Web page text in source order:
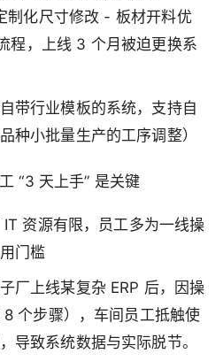
制化尺寸修改 - 板材开料优
程，上线 3 个月被迫更换系
带行业模板的系统，支持自
种小批量生产的工序调整）
“3 天上手” 是关键
资源有限，员工多为一线操
门槛
厂上线某复杂 ERP 后，因操
个步骤），车间员工抵触使
导致系统数据与实际脱节。